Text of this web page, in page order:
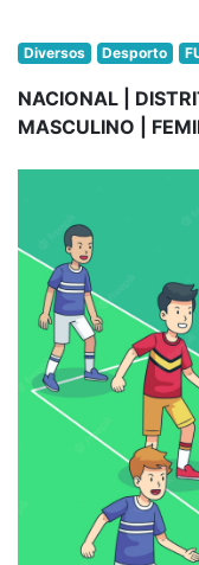
Diversos Desporto
NACIONAL |
MASCULINO |